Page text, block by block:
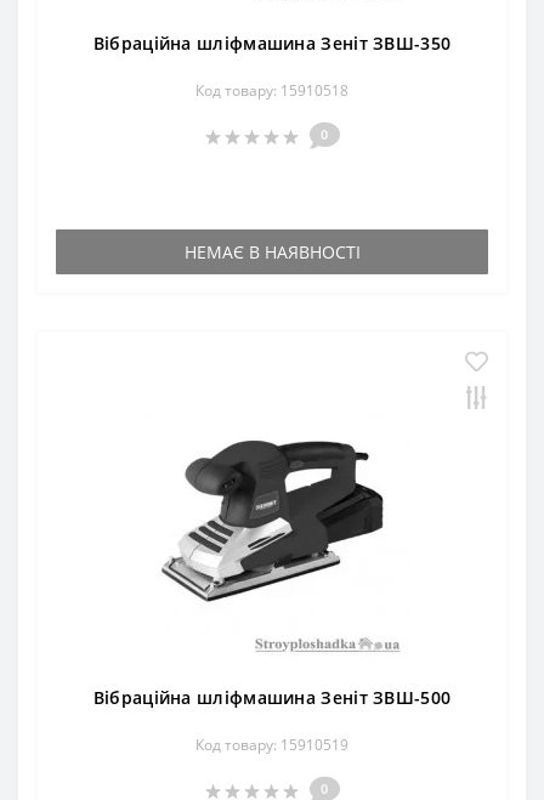
Вібраційна шліфмашина Зеніт ЗВШ-350
Код товару: 15910518
0
НЕМАЄ В НАЯВНОСТІ
Вібраційна шліфмашина Зеніт ЗВШ-500
Код товару: 15910519
0